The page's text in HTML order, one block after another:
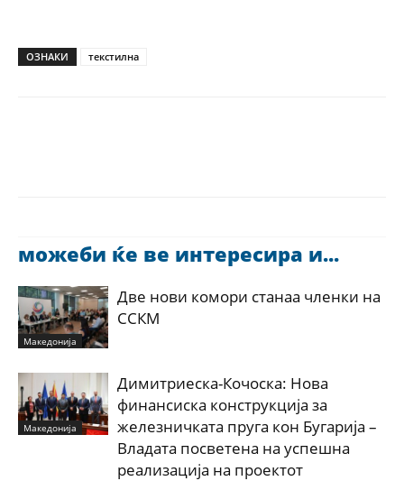
ОЗНАКИ текстилна
можеби ќе ве интересира и...
Македонија
Две нови комори станаа членки на
ССКМ
Македонија
Димитриеска-Кочоска: Нова
финансиска конструкција за
железничката пруга кон Бугарија –
Владата посветена на успешна
реализација на проектот